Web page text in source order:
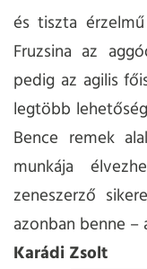
és tiszta
Fruzsina az
pedig az agilis
legtöbb
Bence remek
munkája
zeneszerző
azonban benne –
Karádi Zsolt